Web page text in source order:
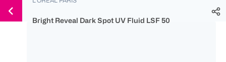
150 Ös
300 Ös
500 Ös
Weiter
zum
Bright Reveal Dark Spot UV Fluid LSF 50